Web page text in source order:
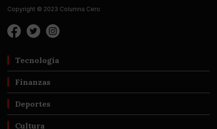
Copyright © 2023 Columna Cero
Tecnología
Finanzas
Deportes
Cultura